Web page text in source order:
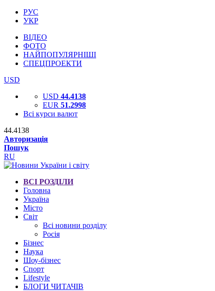
РУС
УКР
ВІДЕО
ФОТО
НАЙПОПУЛЯРНІШІ
СПЕЦПРОЕКТИ
USD
USD 44.4138
EUR 51.2998
Всі курси валют
44.4138
Авторизація
Пошук
RU
ВСІ РОЗДІЛИ
Головна
Україна
Місто
Світ
Всі новини розділу
Росія
Бізнес
Наука
Шоу-бізнес
Спорт
Lifestyle
БЛОГИ ЧИТАЧІВ